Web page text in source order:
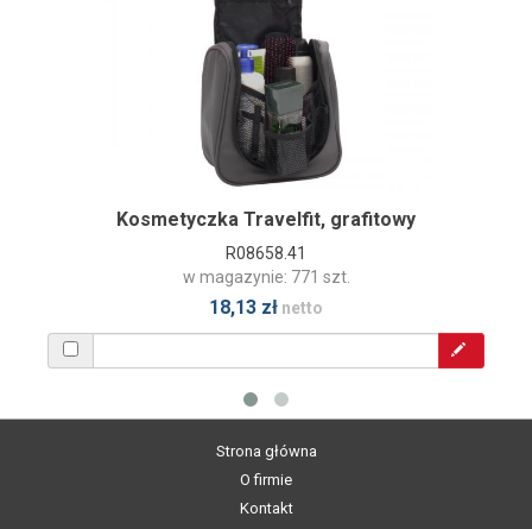
Kosmetyczka Travelfit, grafitowy
R08658.41
w magazynie: 771 szt.
18,13 zł netto
Strona główna
O firmie
Kontakt